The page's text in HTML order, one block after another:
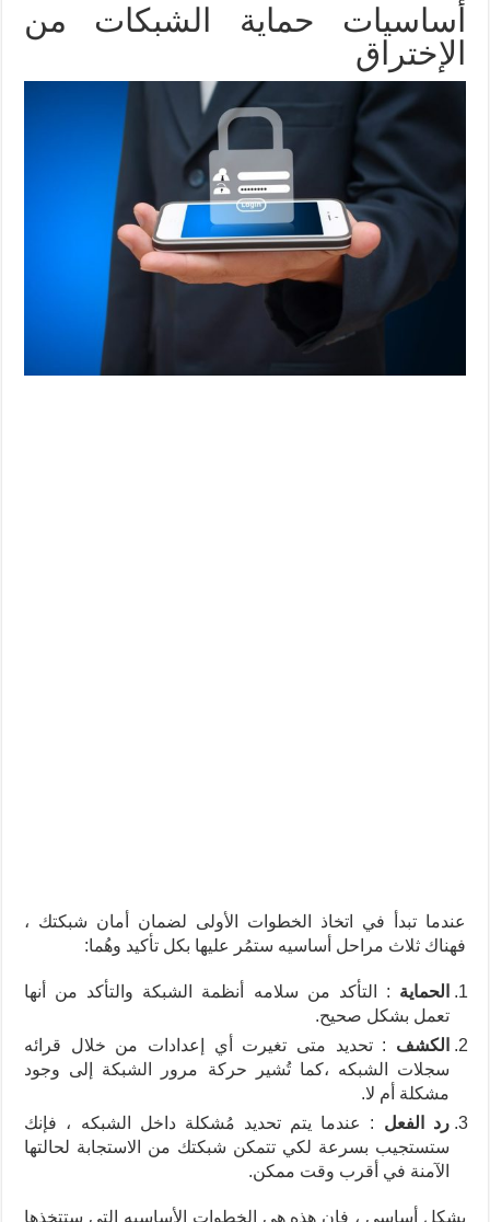
أساسيات حماية الشبكات من
الإختراق
عندما تبدأ في اتخاذ الخطوات الأولى لضمان أمان شبكتك ،
فهناك ثلاث مراحل أساسيه ستمُر عليها بكل تأكيد وهُما:
الحماية: التأكد من سلامه أنظمة الشبكة والتأكد من أنها
تعمل بشكل صحيح.
الكشف: تحديد متى تغيرت أي إعدادات من خلال قرائه
سجلات الشبكه ،كما تُشير حركة مرور الشبكة إلى وجود
مشكلة أم لا.
رد الفعل: عندما يتم تحديد مُشكلة داخل الشبكه ، فإنك
ستستجيب بسرعة لكي تتمكن شبكتك من الاستجابة لحالتها
الآمنة في أقرب وقت ممكن.
بشكل أساسي ، فإن هذه هي الخطوات الأساسيه التي ستتخذها